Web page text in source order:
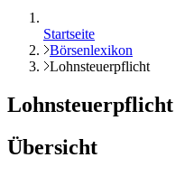
Startseite
Börsenlexikon
Lohnsteuerpflicht
Lohnsteuerpflicht
Übersicht